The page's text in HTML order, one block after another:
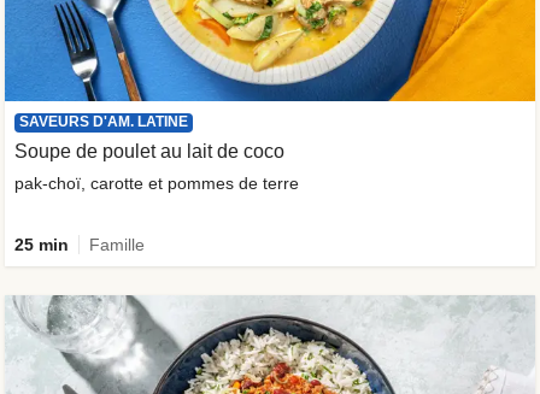
SAVEURS D'AM. LATINE
Soupe de poulet au lait de coco
pak-choï, carotte et pommes de terre
25 min Famille